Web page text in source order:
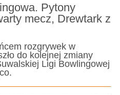
Pytony
mecz, Drewtark z
rozgrywek w
do kolejnej zmiany
Ligi Bowlingowej